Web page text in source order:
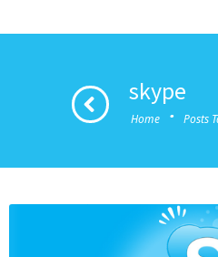
skype
Home · Posts